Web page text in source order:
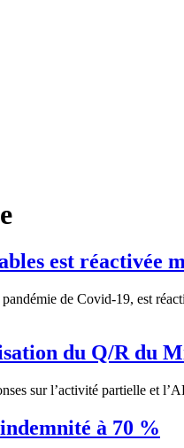
est réactivée
de Covid-19, est
du Q/R du
sur l’activité partielle et
à 70 %